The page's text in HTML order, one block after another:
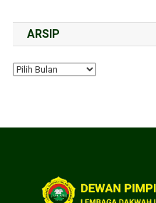
ARSIP